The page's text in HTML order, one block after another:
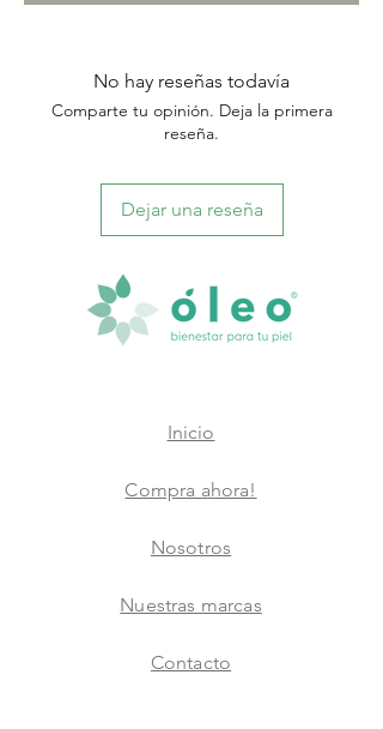
No hay reseñas todavía
Comparte tu opinión. Deja la primera
reseña.
Dejar una reseña
Inicio
Compra ahora!
Nosotros
Nuestras marcas
Contacto